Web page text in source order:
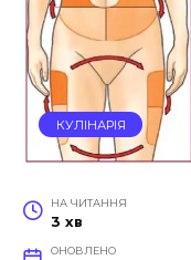
КУЛІНАРІЯ
НА ЧИТАННЯ
3 хв
ОНОВЛЕНО